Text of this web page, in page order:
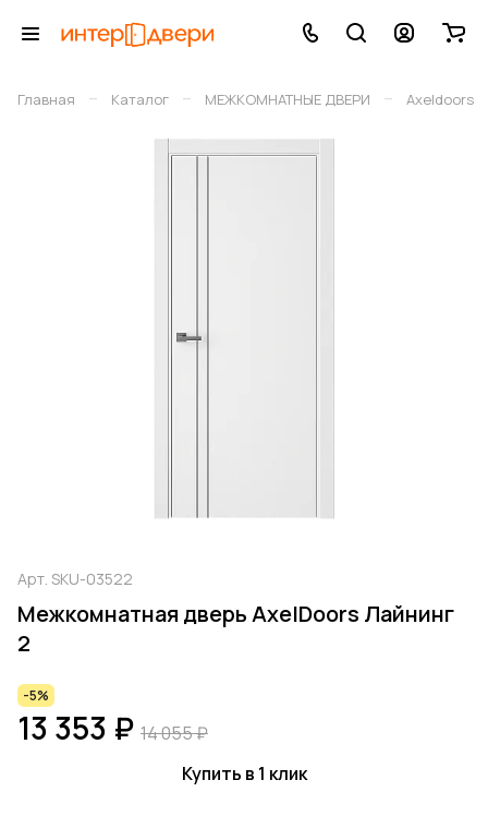
Главная – Каталог – МЕЖКОМНАТНЫЕ ДВЕРИ – Axeldoors
Арт. SKU-03522
Межкомнатная дверь AxelDoors Лайнинг
2
-5%
13 353 ₽ 14 055 ₽
Купить в 1 клик